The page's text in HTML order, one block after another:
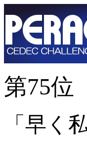
第75位
「早く